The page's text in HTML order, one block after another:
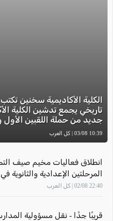
الكلية الأكاديمية سخنين
تاريخي يجمع تدشين الكلية
جديد من حملة اللقبين الأول
10:39 03/08 | كل العرب
انطلاق فعاليات مخيم صيف
المرحلتين الإعدادية والثانوية
الجماهيري أم الفحم
22:40 02/08 | كل العرب
قريبًا جدًا - نقل مسؤولية